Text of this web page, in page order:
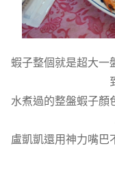
蝦子整個就是超大一
水煮過的整盤蝦子顏
盧凱凱還用神力嘴巴